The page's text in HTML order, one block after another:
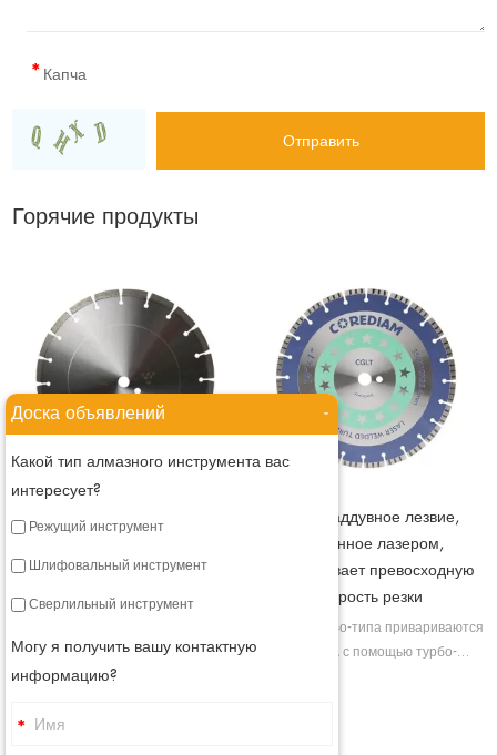
Горячие продукты
Лезвие общего назначения,
Алмазное пильное полотно по
бетону приваривается лазером, в
сегментированному пильному
полотну высокую прочность, а
Турбонаддувное лезвие,
сваренное лазером,
обеспечивает превосходную
скорость резки
Лопасти турбо-типа привариваются
лазером, с помощью турбо-
Доска объявлений -
Какой тип алмазного инструмента вас
интересует?
Режущий инструмент
Шлифовальный инструмент
Сверлильный инструмент
Могу я получить вашу контактную
информацию?